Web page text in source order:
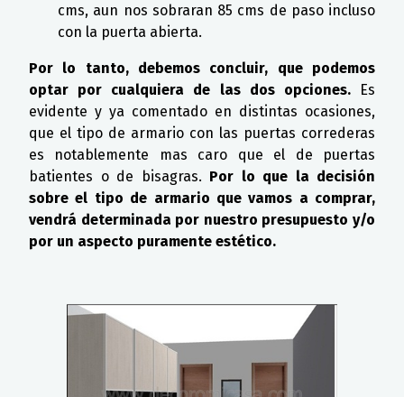
cms, aun nos sobraran 85 cms de paso incluso
con la puerta abierta.
Por lo tanto, debemos concluir, que podemos
optar por cualquiera de las dos opciones.Es
evidente y ya comentado en distintas ocasiones,
que el tipo de armario con las puertas correderas
es notablemente mas caro que el de puertas
batientes o de bisagras. Por lo que la decisión
sobre el tipo de armario que vamos a comprar,
vendrá determinada por nuestro presupuesto y/o
por un aspecto puramente estético.